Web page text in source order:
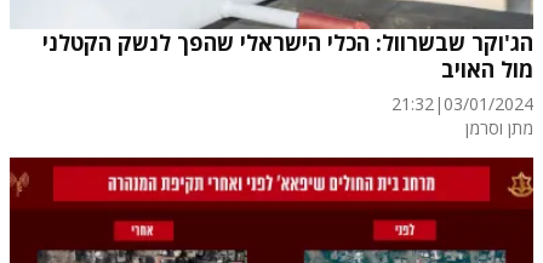
הג'וקר שבשרוול: הכלי הישראלי שהפך לנשק הקטלני
מול האויב
03/01/2024
|
21:32
מתן וסרמן